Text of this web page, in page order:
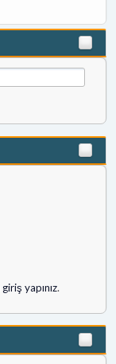
giriş yapınız.